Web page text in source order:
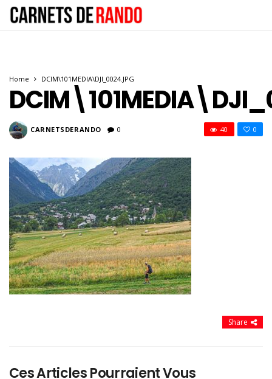
Home DCIM\101MEDIA\DJI_0024.JPG
CARNETSDERANDO 0 0
40
Share
Ces Articles Pourraient Vous